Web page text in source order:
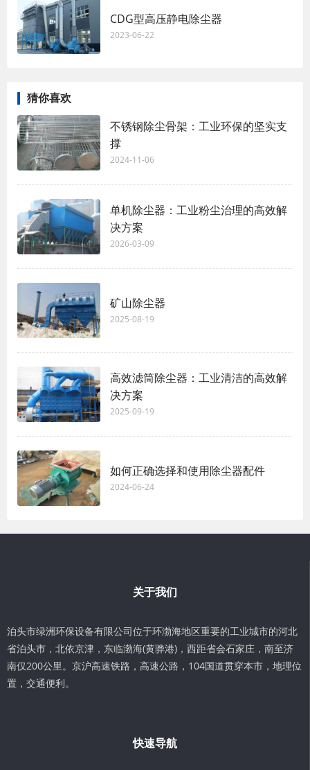
CDG型高压静电除尘器
2023-06-22
猜你喜欢
不锈钢除尘骨架：工业环保的坚实支
撑
2024-11-06
单机除尘器：工业粉尘治理的高效解
决方案
2026-03-09
矿山除尘器
2025-08-19
高效滤筒除尘器：工业清洁的高效解
决方案
2025-09-19
如何正确选择和使用除尘器配件
2024-06-24
关于我们
泊头市绿洲环保设备有限公司位于环渤海地区重要的工业城市的河北
省泊头市，北依京津，东临渤海(黄骅港)，西距省会石家庄，南至济
南仅200公里。京沪高速铁路，高速公路，104国道贯穿本市，地理位
置，交通便利。
快速导航